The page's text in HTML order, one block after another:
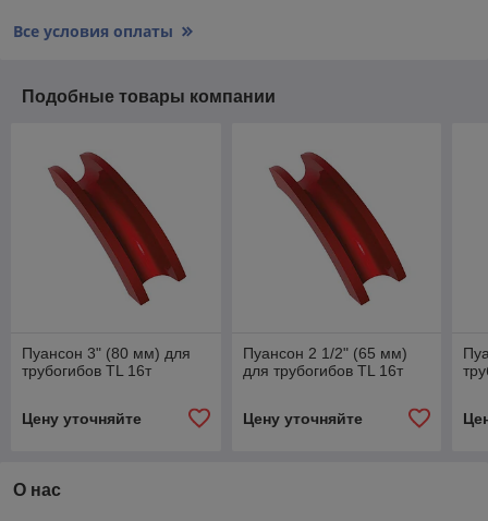
Все условия оплаты
Подобные товары компании
Пуансон 3" (80 мм) для
трубогибов TL 16т
Цену уточняйте
Пуансон 2 1/2" (65 мм)
для трубогибов TL 16т
Цену уточняйте
О нас